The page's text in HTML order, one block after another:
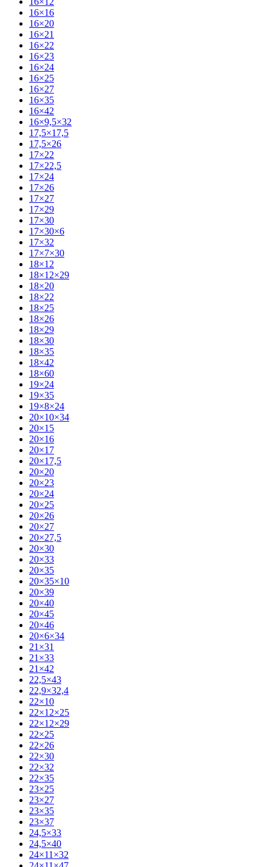
16×16
16×20
16×21
16×22
16×23
16×24
16×25
16×27
16×35
16×42
16×9,5×32
17,5×17,5
17,5×26
17×22
17×22,5
17×24
17×26
17×27
17×29
17×30
17×30×6
17×32
17×7×30
18×12
18×12×29
18×20
18×22
18×25
18×26
18×29
18×30
18×35
18×42
18×60
19×24
19×35
19×8×24
20×10×34
20×15
20×16
20×17
20×17,5
20×20
20×23
20×24
20×25
20×26
20×27
20×27,5
20×30
20×33
20×35
20×35×10
20×39
20×40
20×45
20×46
20×6×34
21×31
21×33
21×42
22,5×43
22,9×32,4
22×10
22×12×25
22×12×29
22×25
22×26
22×30
22×32
22×35
23×25
23×27
23×35
23×37
24,5×33
24,5×40
24×11×32